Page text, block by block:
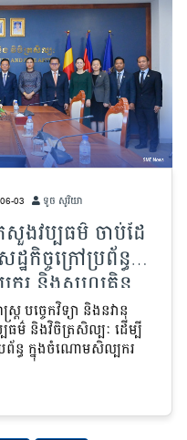
03 ទូច សូរិយា
ងវប្បធម៌ ចាប់ដៃ
ឋកិច្ចក្រៅប្រព័ន្ធ
ករ និងសហគ្រិន
បច្ចេកវិទ្យា និងនវានុ
ធម៌ និងវិចិត្រសិល្បៈ ដើម្បី
រព័ន្ធ ក្នុងចំណោមសិល្បករ